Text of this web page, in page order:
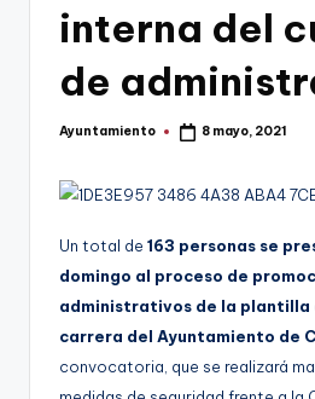
interna del
de
Publicado
Ayuntamiento 8 mayo, 2021
Un total de 163 personas se
domingo al proceso de
administrativos de la plantilla
carrera del Ayuntamiento de
convocatoria, que se realizará